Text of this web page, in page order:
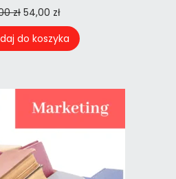
zł 54,00 zł
do koszyka